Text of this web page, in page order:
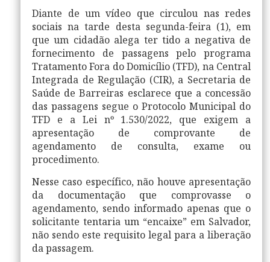
Diante de um vídeo que circulou nas redes
sociais na tarde desta segunda-feira (1), em
que um cidadão alega ter tido a negativa de
fornecimento de passagens pelo programa
Tratamento Fora do Domicílio (TFD), na Central
Integrada de Regulação (CIR), a Secretaria de
Saúde de Barreiras esclarece que a concessão
das passagens segue o Protocolo Municipal do
TFD e a Lei nº 1.530/2022, que exigem a
apresentação de comprovante de
agendamento de consulta, exame ou
procedimento.
Nesse caso específico, não houve apresentação
da documentação que comprovasse o
agendamento, sendo informado apenas que o
solicitante tentaria um “encaixe” em Salvador,
não sendo este requisito legal para a liberação
da passagem.